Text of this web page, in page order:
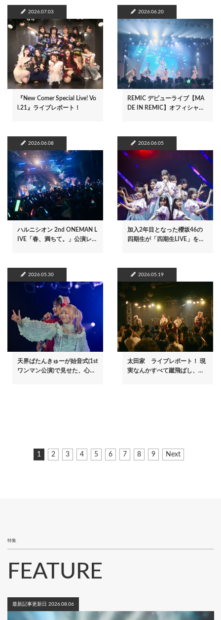
2026.07.03
『New Comer Special Live! Vo
l.21』ライブレポート！
2026.06.20
REMIC デビューライブ【MA
DE IN REMIC】オフィシャ…
2026.06.08
ハルニシオン 2nd ONEMAN L
IVE「春、満ちて。」公演レ…
2026.06.05
加入2年目となった櫻坂46の
四期生が「四期生LIVE」を…
2026.05.30
天界ばたんきゅーが始音式(1st
ワンマン公演)で見せた、心…
2026.05.19
太田家 ライブレポート！ 現
実なんかすべて蹴飛ばし、…
カ
1
ペ
2
ペ
3
ペ
4
ペ
5
ペ
6
ペ
7
ペ
8
ペ
9
次
Next
特集
FEATURE
最新記事更新日 2026.08.06